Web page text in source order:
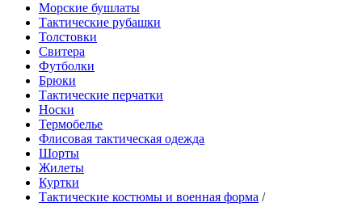
Морские бушлаты
Тактические рубашки
Толстовки
Свитера
Футболки
Брюки
Тактические перчатки
Носки
Термобелье
Флисовая тактическая одежда
Шорты
Жилеты
Куртки
Тактические костюмы и военная форма /